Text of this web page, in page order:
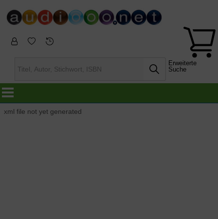
Erweiterte
Suche
xml file not yet generated